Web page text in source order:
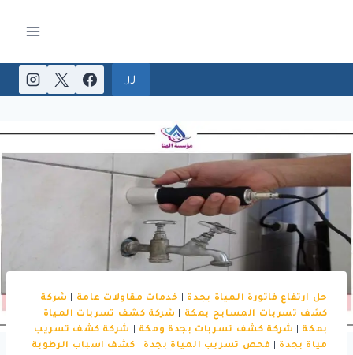
زر
حل ارتفاع فاتورة المياة بجدة خدمات مقاولات عامة
شركة
كشف تسربات المسابح بمكة
شركة كشف تسربات المياة
بمكة
شركة كشف تسربات بجدة ومكة
شركة كشف تسريب
مياة بجدة
فحص تسريب المياة بجدة
كشف اسباب الرطوبة